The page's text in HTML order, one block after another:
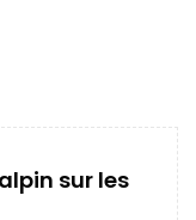
sur les